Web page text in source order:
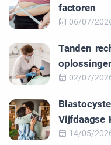
factoren
06/07/
Tanden
02/07/
Vijfdaagse
14/05/